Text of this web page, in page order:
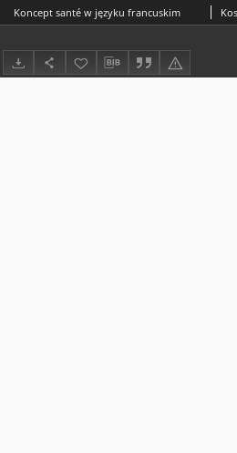
Koncept santé w języku francuskim